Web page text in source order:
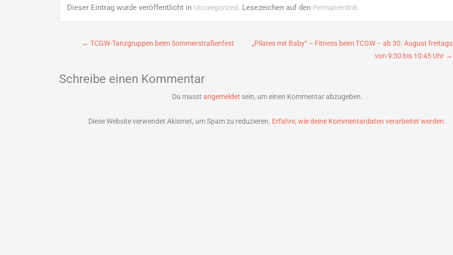
Dieser Eintrag wurde veröffentlicht in Uncategorized. Lesezeichen auf den Permanentlink.
Beitragsnavigation
← TCGW-Tanzgruppen beim Sommerstraßenfest
„Pilates mit Baby“ – Fitness beim TCGW – ab 30. August freitags
von 9:30 bis 10:45 Uhr →
Schreibe einen Kommentar
Du musst angemeldet sein, um einen Kommentar abzugeben.
Diese Website verwendet Akismet, um Spam zu reduzieren. Erfahre, wie deine Kommentardaten verarbeitet werden.